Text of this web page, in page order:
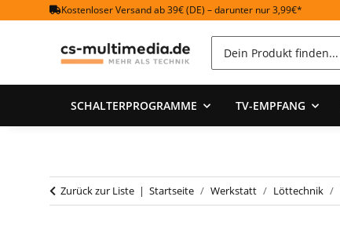
Kostenloser Versand ab 39€ (DE) – darunter nur 3,99€*
SCHALTERPROGRAMME TV-EMPFANG
Zurück zur Liste Startseite Werkstatt Löttechnik